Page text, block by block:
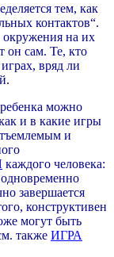
тем, как
контактов“.
окружения на их
он сам. Те, кто
вряд ли
можно
и в какие игры
и
каждого человека:
завершается
конструктивен
могут быть
также ИГРА